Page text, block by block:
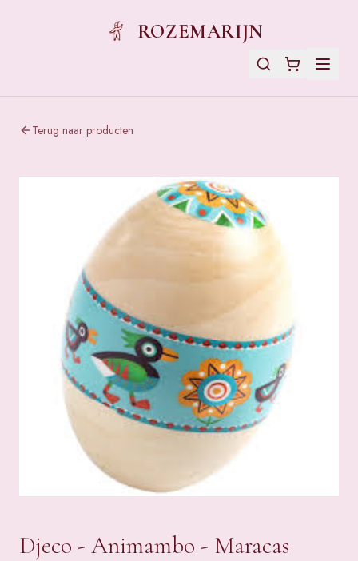
ROZEMARIJN
Terug naar producten
Djeco - Animambo - Maracas